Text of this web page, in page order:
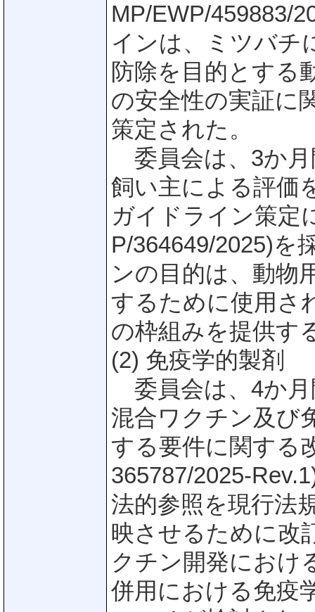
MP/EWP/459883/
インは、ミツバチ
防除を目的とする
の安全性の実証に
策定された。
委員会は、3か月
飼い主による評価
ガイドライン策定
P/364649/2025)を
ンの目的は、動物
するために使用さ
の枠組みを提供す
(2) 免疫学的製剤
委員会は、4か月
混合ワクチン及び
する要件に関する
365787/2025-
法的参照を現行法
映させるために改
クチン開発におけ
併用における免疫